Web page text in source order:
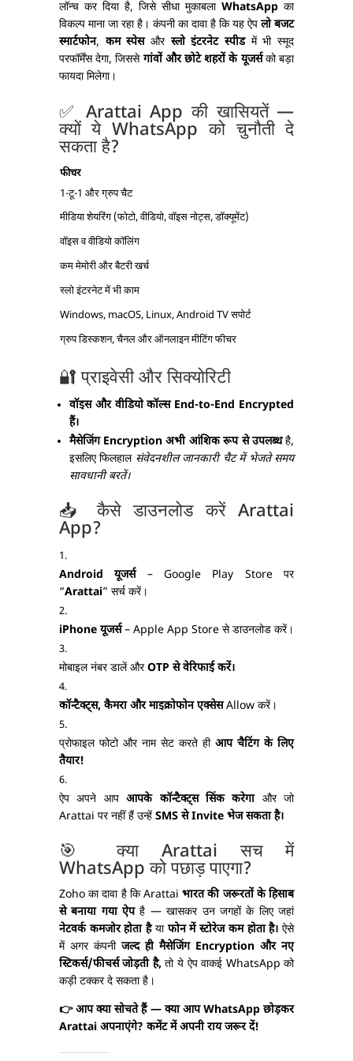
लॉन्च कर दिया है, जिसे सीधा मुकाबलाWhatsApp का
विकल्प माना जा रहा है। कंपनी का दावा है कि यह ऐपलो बजट
स्मार्टफोन, कम स्पेसऔर स्लो इंटरनेट स्पीडमें भी स्मूद
परफॉर्मेंस देगा, जिससे गांवों और छोटे शहरों के यूजर्सको बड़ा
फायदा मिलेगा।
✅ Arattai App की खासियतें —
क्यों ये WhatsApp को चुनौती दे
सकता है?
फीचर
1-टू-1 और ग्रुप चैट
मीडिया शेयरिंग (फोटो, वीडियो, वॉइस नोट्स, डॉक्यूमेंट)
वॉइस व वीडियो कॉलिंग
कम मेमोरी और बैटरी खर्च
स्लो इंटरनेट में भी काम
Windows, macOS, Linux, Android TV सपोर्ट
ग्रुप डिस्कशन, चैनल और ऑनलाइन मीटिंग फीचर
🔐 प्राइवेसी और सिक्योरिटी
वॉइस और वीडियो कॉल्स End-to-End Encrypted
हैं।
मैसेजिंग Encryption अभी आंशिक रूप से उपलब्धहै,
इसलिए फिलहाल संवेदनशील जानकारी चैट में भेजते समय
सावधानी बरतें।
📥 कैसे डाउनलोड करें Arattai
App?
Android यूजर्स– Google Play Store पर
“Arattai” सर्च करें।
iPhone यूजर्स– Apple App Store से डाउनलोड करें।
मोबाइल नंबर डालें औरOTP से वेरिफाई करें।
कॉन्टैक्ट्स, कैमरा और माइक्रोफोन एक्सेसAllow करें।
प्रोफाइल फोटो और नाम सेट करते हीआप चैटिंग के लिए
तैयार!
ऐप अपने आपआपके कॉन्टैक्ट्स सिंक करेगाऔर जो
Arattai पर नहीं हैं उन्हें SMS से Invite भेज सकता है।
🎯 क्या Arattai सच में
WhatsApp को पछाड़ पाएगा?
Zoho का दावा है कि Arattaiभारत की जरूरतों के हिसाब
से बनाया गया ऐपहै — खासकर उन जगहों के लिए जहां
नेटवर्क कमजोर होता हैया फोन में स्टोरेज कम होता है। ऐसे
में अगर कंपनी जल्द ही मैसेजिंग Encryption और नए
स्टिकर्स/फीचर्स जोड़ती है,तो ये ऐप वाकई WhatsApp को
कड़ी टक्कर दे सकता है।
👉 आप क्या सोचते हैं — क्या आप WhatsApp छोड़कर
Arattai अपनाएंगे? कमेंट में अपनी राय जरूर दें!